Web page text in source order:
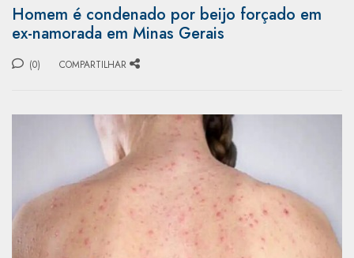
Homem é condenado por beijo forçado em
ex-namorada em Minas Gerais
(0) COMPARTILHAR